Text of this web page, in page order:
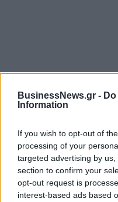
BusinessNews.gr -
Information
If you wish to opt-out of
processing of your
targeted advertising by
section to confirm your
opt-out request is
interest-based ads based
ΥΠΑΑΤ: Επιπλέον 12,5
για την ενίσχυση της
07/08/2026 - 17:02